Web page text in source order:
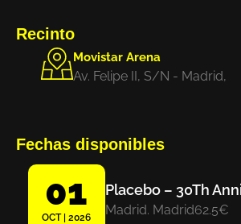
Recinto
Movistar Arena
Av. Felipe II, S/N - Madrid,
Fechas disponibles
01
OCT | 2026
Placebo – 30Th
Madrid. Madrid62.5€